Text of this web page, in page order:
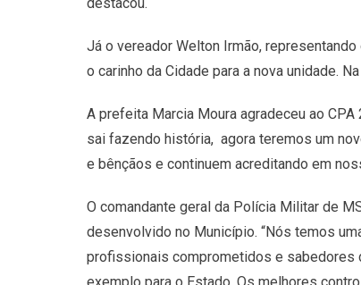
destacou.
Já o vereador Welton Irmão,
o carinho da Cidade para a nova unidade.
A prefeita Marcia Moura agradeceu ao
sai fazendo história, agora teremos um
e bênçãos e continuem acreditando em
O comandante geral da Polícia Militar de
desenvolvido no Município. “Nós temos
profissionais comprometidos e sabedores